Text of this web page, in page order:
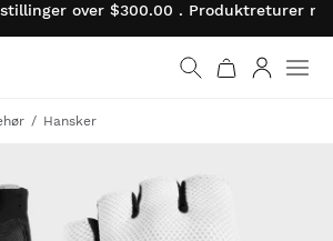
over $300.00 . Produktreturer
Hansker